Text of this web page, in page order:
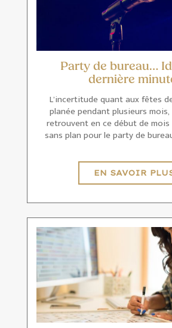
Party de bureau…
dernière
L’incertitude quant aux fêtes
planée pendant plusieurs
retrouvent en ce début de mois
sans plan pour le party de
EN SAVOIR